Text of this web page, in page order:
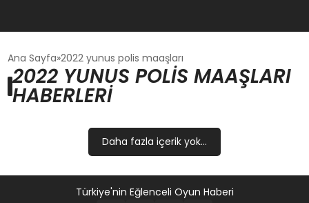
GÜNCEL
OYUN HABERLERI
EĞITIM
Ana Sayfa 2022 yunus polis maaşları
2022 YUNUS POLIS MAAŞLARI
HABERLERI
Daha fazla içerik yok...
Türkiye'nin Eğlenceli Oyun Haberi